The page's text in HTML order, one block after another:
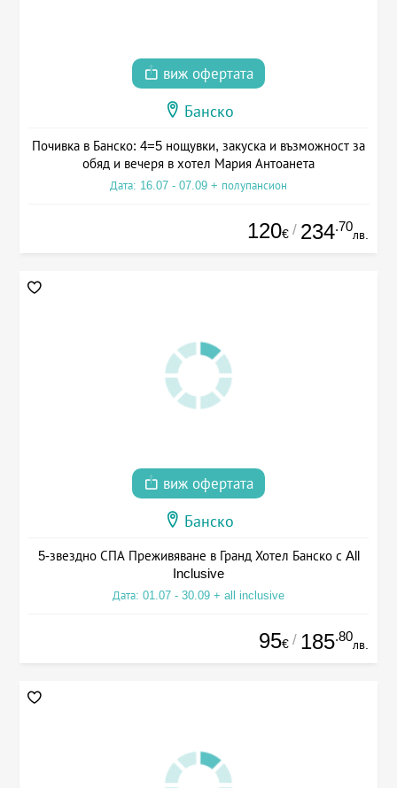
виж офертата
Банско
Почивка в Банско: 4=5 нощувки, закуска и възможност за
обяд и вечеря в хотел Мария Антоанета
Дата: 16.07 - 07.09 + полупансион
120€ / 234.70
лв.
виж офертата
Банско
5-звездно СПА Преживяване в Гранд Хотел Банско с All
Inclusive
Дата: 01.07 - 30.09 + all inclusive
95€ / 185.80
лв.